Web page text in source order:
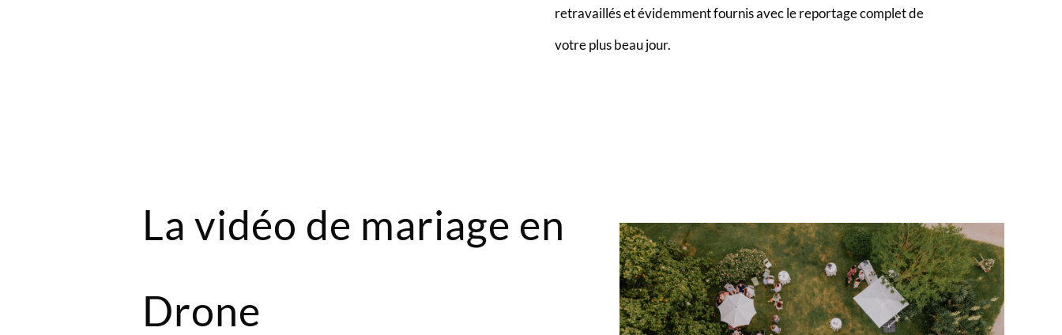
retravaillés et évidemment fournis avec le reportage complet de
votre plus beau jour.
La vidéo de mariage en
Drone